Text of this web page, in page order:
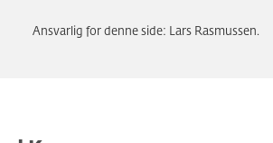
Ansvarlig for denne side: Lars Rasmussen.